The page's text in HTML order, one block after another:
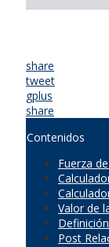
share
tweet
gplus
share
Contenidos
Fuerza
Valor de
Post